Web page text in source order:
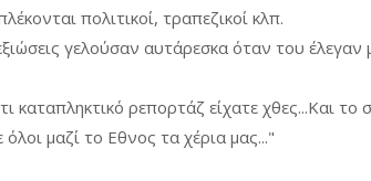
πολιτικοί, τραπεζικοί κλπ.
γελούσαν αυτάρεσκα όταν του
καταπληκτικό ρεπορτάζ είχατε χθες...Και
όλοι μαζί το Εθνος τα χέρια μας..."